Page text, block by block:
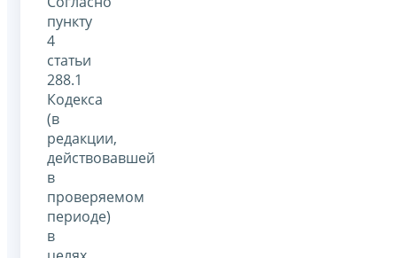
пункту
4
статьи
288.1
Кодекса
(в
редакции,
действовавшей
в
проверяемом
периоде)
в